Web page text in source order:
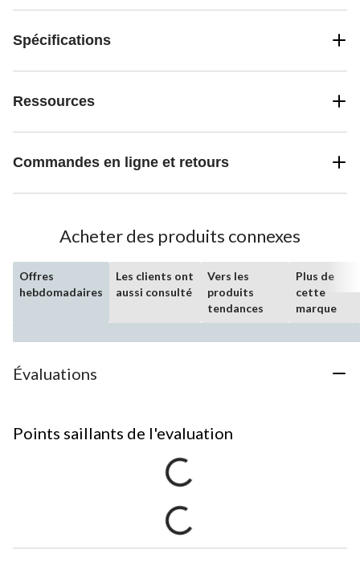
Spécifications
Ressources
Commandes en ligne et retours
Acheter des produits connexes
Offres
hebdomadaires
Les clients ont
aussi consulté
Vers les
produits
tendances
Plus de
cette
marque
Évaluations
Points saillants de l'evaluation